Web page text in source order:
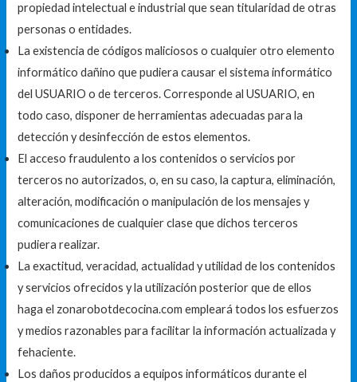
propiedad intelectual e industrial que sean titularidad de otras
personas o entidades.
La existencia de códigos maliciosos o cualquier otro elemento
informático dañino que pudiera causar el sistema informático
del USUARIO o de terceros. Corresponde al USUARIO, en
todo caso, disponer de herramientas adecuadas para la
detección y desinfección de estos elementos.
El acceso fraudulento a los contenidos o servicios por
terceros no autorizados, o, en su caso, la captura, eliminación,
alteración, modificación o manipulación de los mensajes y
comunicaciones de cualquier clase que dichos terceros
pudiera realizar.
La exactitud, veracidad, actualidad y utilidad de los contenidos
y servicios ofrecidos y la utilización posterior que de ellos
haga el zonarobotdecocina.com empleará todos los esfuerzos
y medios razonables para facilitar la información actualizada y
fehaciente.
Los daños producidos a equipos informáticos durante el